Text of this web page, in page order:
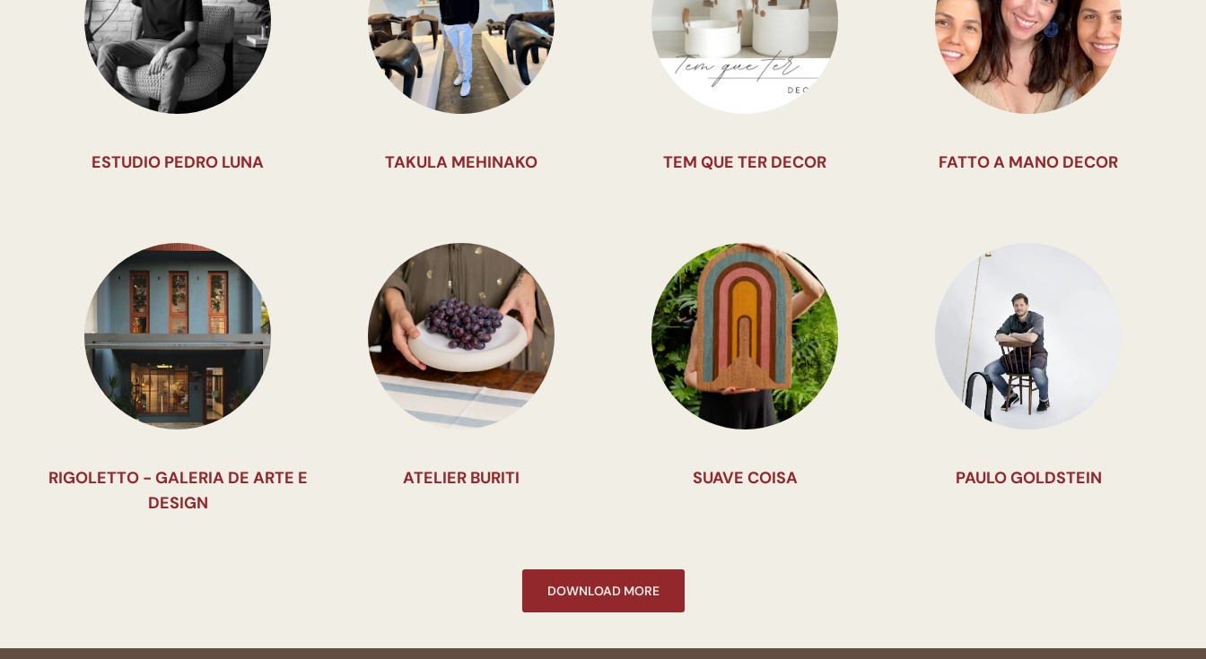
ESTUDIO PEDRO LUNA TAKULA MEHINAKO TEM QUE TER DECOR FATTO A MANO DECOR
RIGOLETTO - GALERIA DE ARTE E
DESIGN
ATELIER BURITI SUAVE COISA PAULO GOLDSTEIN
DOWNLOAD MORE